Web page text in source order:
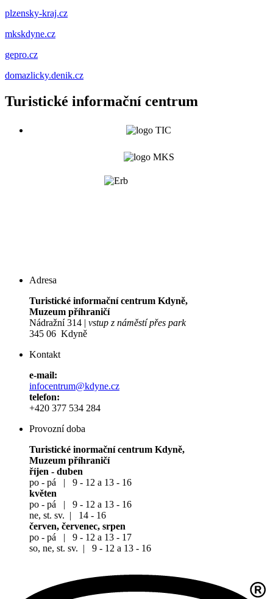
plzensky-kraj.cz
mkskdyne.cz
gepro.cz
domazlicky.denik.cz
Turistické informační centrum
Adresa
Turistické informační centrum Kdyně,
Muzeum příhraničí
Nádražní 314 | vstup z náměstí přes park
345 06 Kdyně
Kontakt
e-mail:
infocentrum@kdyne.cz
telefon:
+420 377 534 284
Provozní doba
Turistické inormační centrum Kdyně,
Muzeum příhraničí
říjen - duben
po - pá | 9 - 12 a 13 - 16
květen
po - pá | 9 - 12 a 13 - 16
ne, st. sv. | 14 - 16
červen, červenec, srpen
po - pá | 9 - 12 a 13 - 17
so, ne, st. sv. | 9 - 12 a 13 - 16